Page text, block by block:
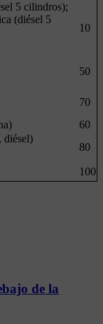
5 cilindros);
(diésel 5
10
50
70
60
diésel)
80
100
de la